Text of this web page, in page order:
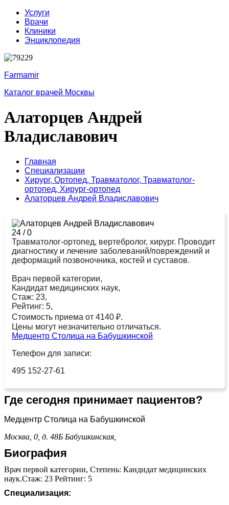
Услуги
Врачи
Клиники
Энциклопедия
Farmamir
Каталог врачей Москвы
Алаторцев Андрей
Владиславович
Главная
Специализации
Хирург, Ортопед, Травматолог, Травматолог-
ортопед, Хирург-ортопед
Алаторцев Андрей Владиславович
24 /0
Травматолог-ортопед, вертебролог, хирург. Проводит
диагностику и лечение заболеваний/повреждений и
деформаций позвоночника, костей и суставов.
Врач первой категории,
Кандидат медицинских наук,
Стаж: 23,
Рейтинг: 5,
Стоимость приема от 4140 ₽.
Цены могут незначительно отличаться.
Медцентр Столица на Бабушкинской
Телефон для записи:
495 152-27-61
Где сегодня принимает пациентов?
Медцентр Столица на Бабушкинской
Москва, 0, д. 48Б Бабушкинская,
Биография
Врач первой категории, Степень: Кандидат медицинских
наук.Стаж: 23 Рейтинг: 5
Специализация: